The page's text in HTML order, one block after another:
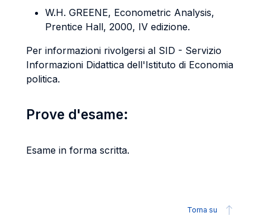
W.H. GREENE, Econometric Analysis,
Prentice Hall, 2000, IV edizione.
Per informazioni rivolgersi al SID - Servizio
Informazioni Didattica dell'Istituto di Economia
politica.
Prove d'esame:
Esame in forma scritta.
Torna su